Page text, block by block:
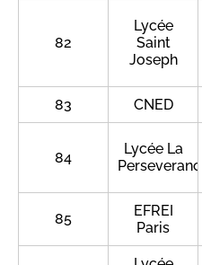
82
Lycée
Saint
Joseph
83 CNED
84
Lycée La
Perseverance
85
EFREI
Paris